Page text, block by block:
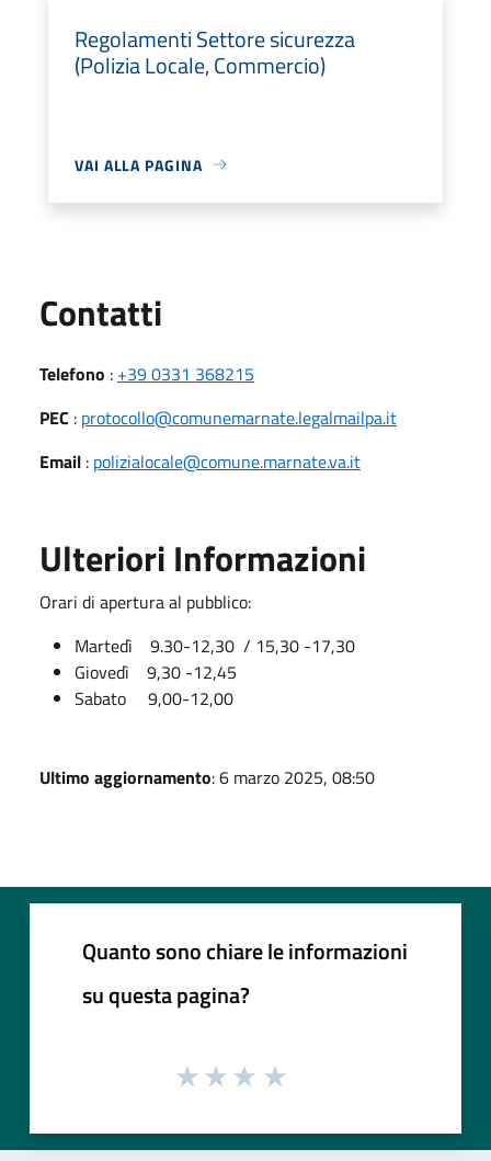
Regolamenti Settore sicurezza
(Polizia Locale, Commercio)
VAI ALLA PAGINA
Contatti
Telefono : +39 0331 368215
PEC : protocollo@comunemarnate.legalmailpa.it
Email : polizialocale@comune.marnate.va.it
Ulteriori Informazioni
Orari di apertura al pubblico:
Martedì 9.30-12,30 / 15,30 -17,30
Giovedì 9,30 -12,45
Sabato 9,00-12,00
Ultimo aggiornamento: 6 marzo 2025, 08:50
Quanto sono chiare le informazioni
su questa pagina?